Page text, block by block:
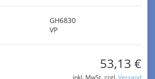
GH6830
VP
53,13 €
inkl. MwSt. zzgl. Versand